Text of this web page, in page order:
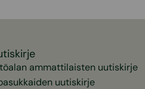
ammattilaisten uutiskirje
uutiskirje